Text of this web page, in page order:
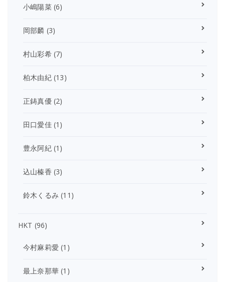
小嶋陽菜(6)
岡部麟 (3)
村山彩希(7)
柏木由紀(13)
正鋳真優(2)
田口愛佳(1)
豊永阿紀(1)
込山榛香 (3)
鈴木くるみ (11)
HKT (96)
今村麻莉愛 (1)
最上奈那華 (1)